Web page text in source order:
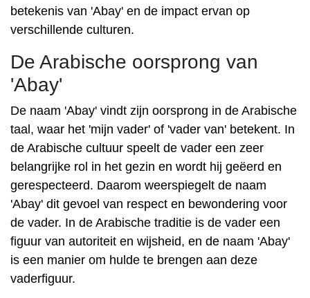
betekenis van 'Abay' en de impact ervan op
verschillende culturen.
De Arabische oorsprong van
'Abay'
De naam 'Abay' vindt zijn oorsprong in de Arabische
taal, waar het 'mijn vader' of 'vader van' betekent. In
de Arabische cultuur speelt de vader een zeer
belangrijke rol in het gezin en wordt hij geëerd en
gerespecteerd. Daarom weerspiegelt de naam
'Abay' dit gevoel van respect en bewondering voor
de vader. In de Arabische traditie is de vader een
figuur van autoriteit en wijsheid, en de naam 'Abay'
is een manier om hulde te brengen aan deze
vaderfiguur.